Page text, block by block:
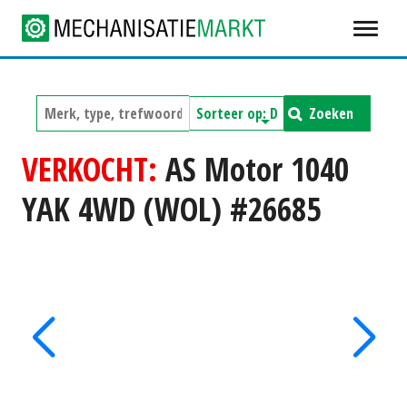
Zoeken
VERKOCHT: AS Motor 1040
YAK 4WD (WOL) #26685